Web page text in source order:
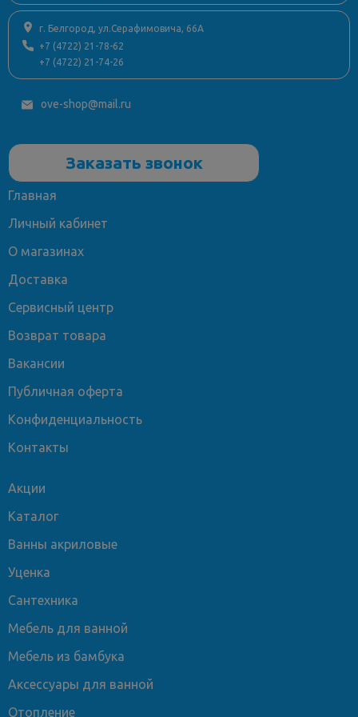
г. Белгород, ул.Серафимовича, 66А
+7 (4722) 21-78-62
+7 (4722) 21-74-26
ove-shop@mail.ru
Заказать звонок
Главная
Личный кабинет
О магазинах
Доставка
Сервисный центр
Возврат товара
Вакансии
Публичная оферта
Конфиденциальность
Контакты
Акции
Каталог
Ванны акриловые
Уценка
Сантехника
Мебель для ванной
Мебель из бамбука
Аксессуары для ванной
Отопление